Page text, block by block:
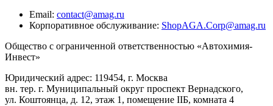
Email: contact@amag.ru
Корпоративное обслуживание: ShopAGA.Corp@amag.ru
Общество с ограниченной ответственностью «Автохимия-
Инвест»
Юридический адрес: 119454, г. Москва
вн. тер. г. Муниципальный округ проспект Вернадского,
ул. Коштоянца, д. 12, этаж 1, помещение IIБ, комната 4